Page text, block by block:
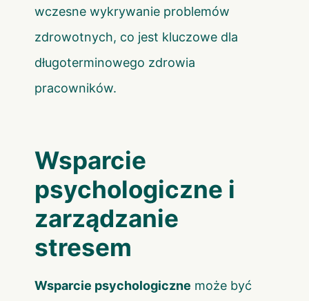
wczesne wykrywanie problemów
zdrowotnych, co jest kluczowe dla
długoterminowego zdrowia
pracowników.
Wsparcie
psychologiczne i
zarządzanie
stresem
Wsparcie psychologiczne może być